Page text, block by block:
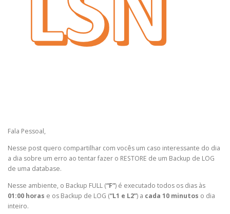
Fala Pessoal,
Nesse post quero compartilhar com vocês um caso interessante do dia
a dia sobre um erro ao tentar fazer o RESTORE de um Backup de LOG
de uma database.
Nesse ambiente, o Backup FULL (“F”) é executado todos os dias às
01:00 horas e os Backup de LOG (“L1 e L2”) a cada 10 minutos o dia
inteiro.